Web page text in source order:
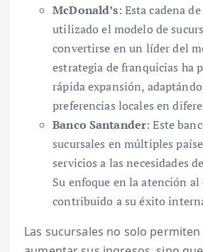
McDonald’s: Esta cadena
utilizado el modelo de
convertirse en un líder del
estrategia de franquicias ha
rápida expansión,
preferencias locales en
Banco Santander: Este
sucursales en múltiples
servicios a las necesidades
Su enfoque en la atención
contribuido a su éxito
Las sucursales no solo